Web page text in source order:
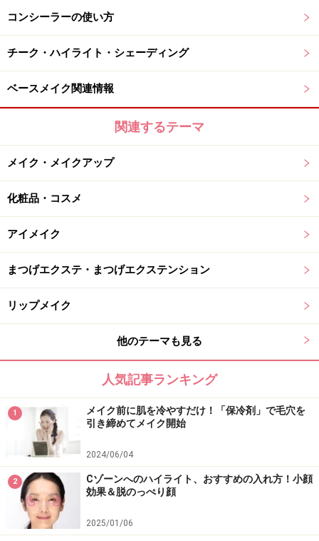
コンシーラーの使い方
チーク・ハイライト・シェーディング
ベースメイク関連情報
関連するテーマ
メイク・メイクアップ
化粧品・コスメ
アイメイク
まつげエクステ・まつげエクステンション
リップメイク
他のテーマも見る
人気記事ランキング
1
メイク前に肌を冷やすだけ！「保冷剤」で毛穴を
引き締めてメイク開始
2024/06/04
2
Cゾーンへのハイライト、おすすめの入れ方！小顔
効果＆脱のっぺり顔
2025/01/06